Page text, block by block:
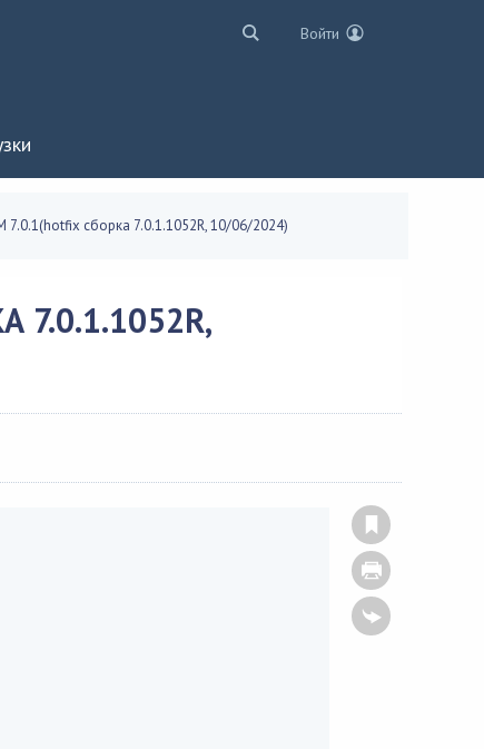
Войти
7.0.1(hotfix сборка 7.0.1.1052R, 10/06/2024)
7.0.1.1052R,